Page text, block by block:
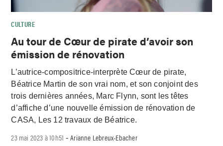
CULTURE
Au tour de Cœur de pirate d’avoir son
émission de rénovation
L’autrice-compositrice-interprète Cœur de pirate,
Béatrice Martin de son vrai nom, et son conjoint des
trois dernières années, Marc Flynn, sont les têtes
d’affiche d’une nouvelle émission de rénovation de
CASA, Les 12 travaux de Béatrice.
23 mai 2023 à 10h51 -Arianne Lebreux-Ebacher